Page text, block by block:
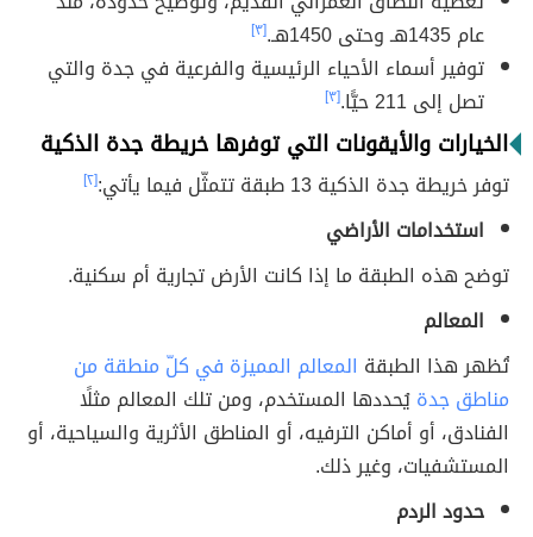
عام 1435هـ وحتى 1450هـ.
[٣]
توفير أسماء الأحياء الرئيسية والفرعية في جدة والتي
تصل إلى 211 حيًّا.
[٣]
الخيارات والأيقونات التي توفرها خريطة جدة الذكية
توفر خريطة جدة الذكية 13 طبقة تتمثّل فيما يأتي: [٢]
استخدامات الأراضي
توضح هذه الطبقة ما إذا كانت الأرض تجارية أم سكنية.
المعالم
تُظهر هذا الطبقة المعالم المميزة في كلّ منطقة من
مناطق جدةيُحددها المستخدم، ومن تلك المعالم مثلًا
الفنادق، أو أماكن الترفيه، أو المناطق الأثرية والسياحية، أو
المستشفيات، وغير ذلك.
حدود الردم